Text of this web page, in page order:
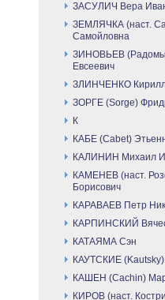
ЗАСУЛИЧ Вера
ЗЕМЛЯЧКА (наст.
Самойловна
ЗИНОВЬЕВ
Евсеевич
ЗЛИНЧЕНКО
ЗОРГЕ (Sorge)
К
КАБЕ (Cabet)
КАЛИНИН Михаил
КАМЕНЕВ (наст.
Борисович
КАРАВАЕВ Петр
КАРПИНСКИЙ
КАТАЯМА Сэн
КАУТСКИЕ
КАШЕН (Cachin)
КИРОВ (наст.